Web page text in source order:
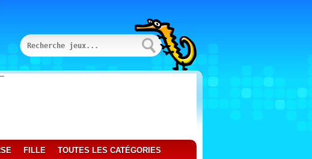
FILLE TOUTES LES CATÉGORIES